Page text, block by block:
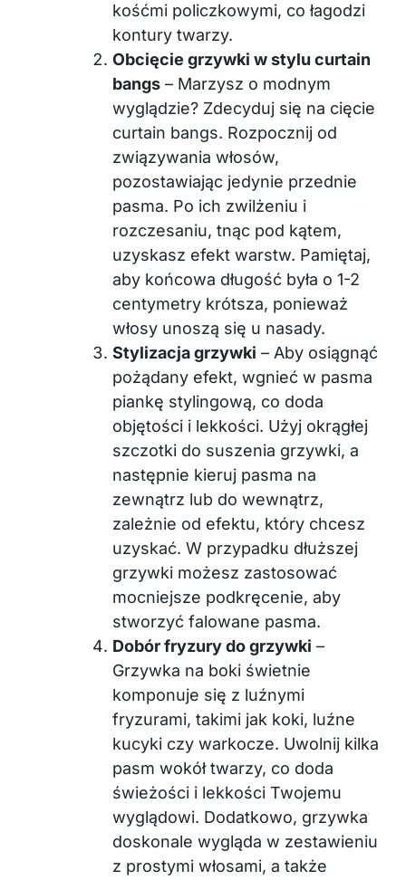
kośćmi policzkowymi, co łagodzi
kontury twarzy.
Obcięcie grzywki w stylu curtain
bangs – Marzysz o modnym
wyglądzie? Zdecyduj się na cięcie
curtain bangs. Rozpocznij od
związywania włosów,
pozostawiając jedynie przednie
pasma. Po ich zwilżeniu i
rozczesaniu, tnąc pod kątem,
uzyskasz efekt warstw. Pamiętaj,
aby końcowa długość była o 1-2
centymetry krótsza, ponieważ
włosy unoszą się u nasady.
Stylizacja grzywki – Aby osiągnąć
pożądany efekt, wgnieć w pasma
piankę stylingową, co doda
objętości i lekkości. Użyj okrągłej
szczotki do suszenia grzywki, a
następnie kieruj pasma na
zewnątrz lub do wewnątrz,
zależnie od efektu, który chcesz
uzyskać. W przypadku dłuższej
grzywki możesz zastosować
mocniejsze podkręcenie, aby
stworzyć falowane pasma.
Dobór fryzury do grzywki –
Grzywka na boki świetnie
komponuje się z luźnymi
fryzurami, takimi jak koki, luźne
kucyki czy warkocze. Uwolnij kilka
pasm wokół twarzy, co doda
świeżości i lekkości Twojemu
wyglądowi. Dodatkowo, grzywka
doskonale wygląda w zestawieniu
z prostymi włosami, a także